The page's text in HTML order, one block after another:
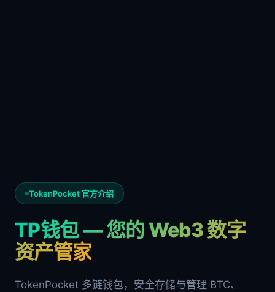
TokenPocket 官方介绍
TP钱包 — 您的 Web3 数字
资产管家
TokenPocket 多链钱包，安全存储与管理 BTC、